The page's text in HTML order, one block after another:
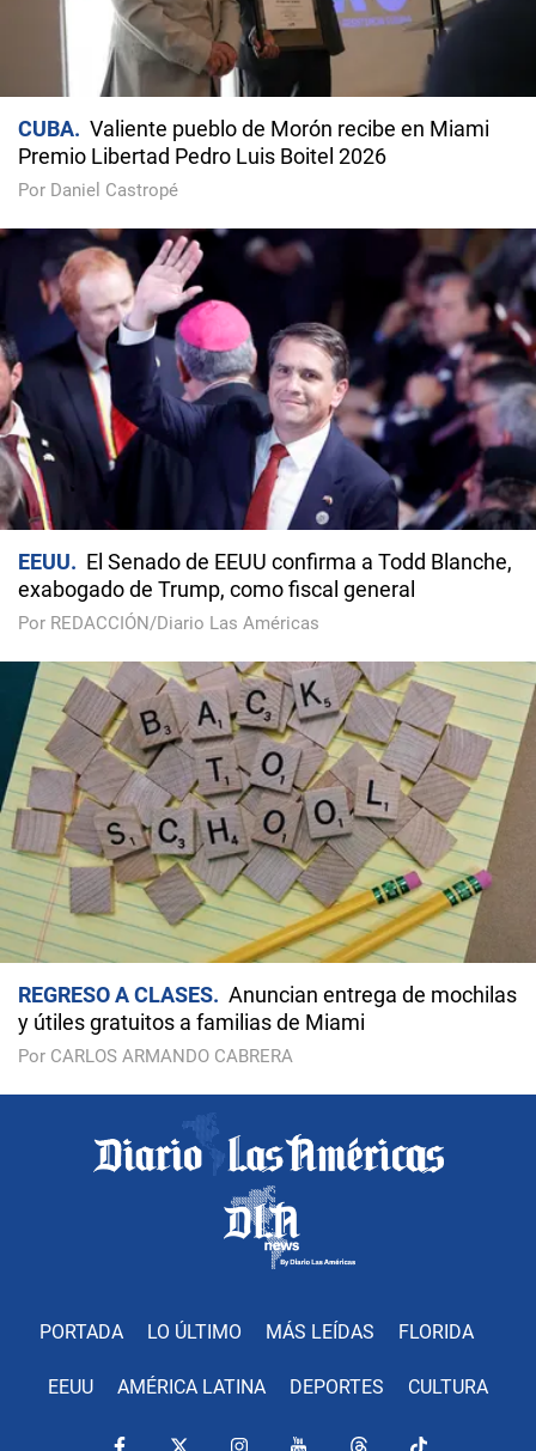
CUBA
Valiente pueblo de Morón recibe en Miami
Premio Libertad Pedro Luis Boitel 2026
Por Daniel Castropé
EEUU
El Senado de EEUU confirma a Todd Blanche,
exabogado de Trump, como fiscal general
Por REDACCIÓN/Diario Las Américas
REGRESO A CLASES
Anuncian entrega de mochilas
y útiles gratuitos a familias de Miami
Por CARLOS ARMANDO CABRERA
PORTADA LO ÚLTIMO MÁS LEÍDAS FLORIDA
EEUU AMÉRICA LATINA DEPORTES CULTURA